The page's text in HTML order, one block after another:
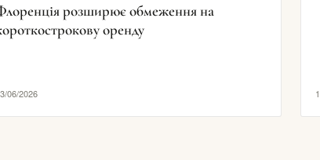
розширює обмеження на
оренду
06/2026